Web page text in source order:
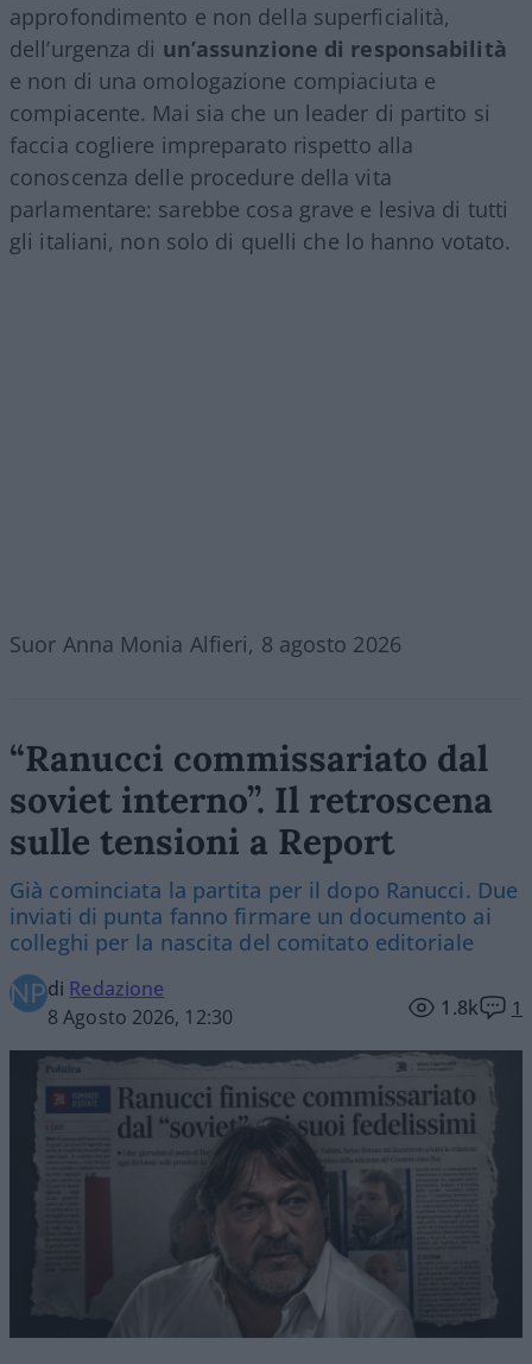
approfondimento e non della superficialità,
dell’urgenza di un’assunzione di responsabilità
e non di una omologazione compiaciuta e
compiacente. Mai sia che un leader di partito si
faccia cogliere impreparato rispetto alla
conoscenza delle procedure della vita
parlamentare: sarebbe cosa grave e lesiva di tutti
gli italiani, non solo di quelli che lo hanno votato.
Suor Anna Monia Alfieri, 8 agosto 2026
“Ranucci commissariato dal
soviet interno”. Il retroscena
sulle tensioni a Report
Già cominciata la partita per il dopo Ranucci. Due
inviati di punta fanno firmare un documento ai
colleghi per la nascita del comitato editoriale
di Redazione
8 Agosto 2026, 12:30
1.8k 1